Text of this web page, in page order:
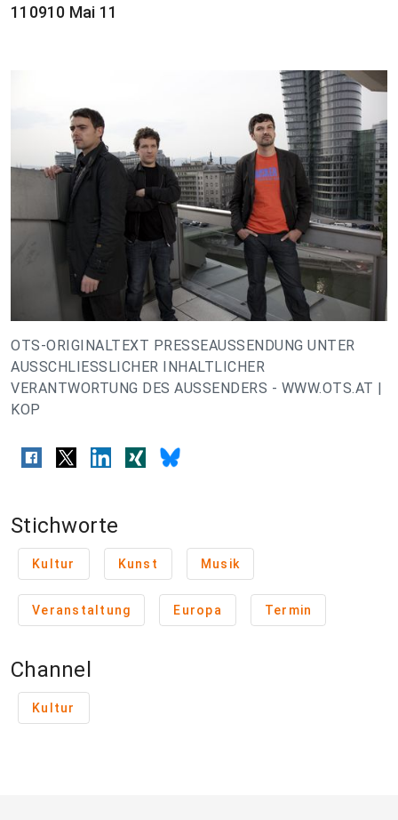
110910 Mai 11
OTS-ORIGINALTEXT PRESSEAUSSENDUNG UNTER
AUSSCHLIESSLICHER INHALTLICHER
VERANTWORTUNG DES AUSSENDERS - WWW.OTS.AT |
KOP
Stichworte
Kultur Kunst Musik
Veranstaltung Europa Termin
Channel
Kultur